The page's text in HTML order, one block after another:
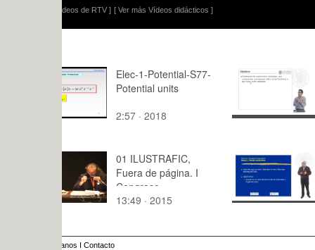
[ Ver más Vídeos didácticos ]
Elec-1-Potential-S77-
Potential units
2:57 · 2018
Funciones
anidadas
7:33 · 2009
01 ILUSTRAFIC,
Fuera de página. I
Congreso
Internacional de
13:49 · 2015
Decisión
7:00 · 2005